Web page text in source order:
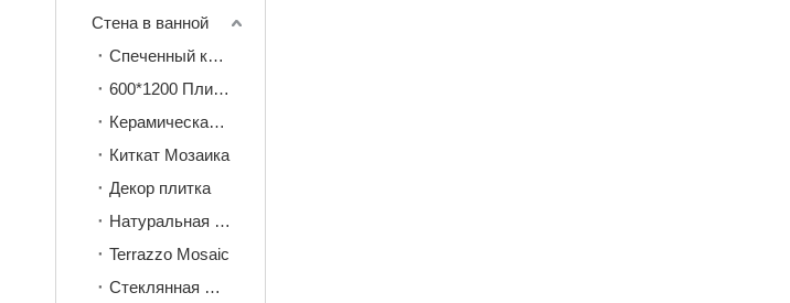
Стена в ванной
Спеченный камень
600*1200 Плитка
Керамическая мозаика
Киткат Мозаика
Декор плитка
Натуральная камень мозаика
Terrazzo Mosaic
Стеклянная мозаика